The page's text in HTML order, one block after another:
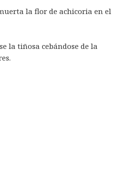
la flor de achicoria en el
la tiñosa cebándose de la